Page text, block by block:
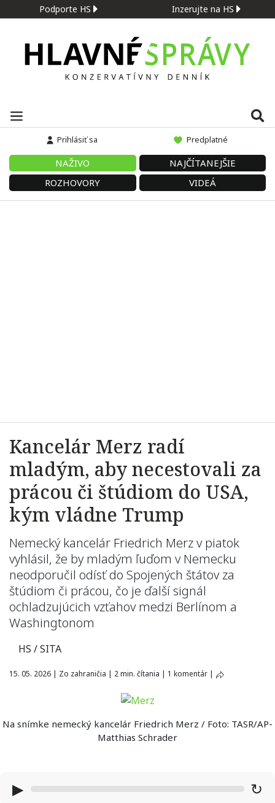
Podporte HS Inzerujte na HS
Prihlásiť sa Predplatné
NAŽIVO
NAJČÍTANEJŠIE
ROZHOVORY
VIDEÁ
Kancelár Merz radí
mladým, aby necestovali za
prácou či štúdiom do USA,
kým vládne Trump
Nemecký kancelár Friedrich Merz v piatok
vyhlásil, že by mladým ľuďom v Nemecku
neodporučil odísť do Spojených štátov za
štúdiom či prácou, čo je ďalší signál
ochladzujúcich vzťahov medzi Berlínom a
Washingtonom
HS / SITA
15. 05. 2026 | Zo zahraničia | 2 min. čítania | 1 komentár |
Na snímke nemecký kancelár Friedrich Merz / Foto: TASR/AP-
Matthias Schrader
▶ ↻